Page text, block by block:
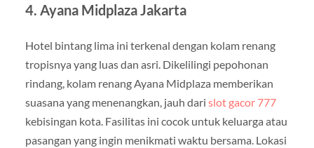
4. Ayana Midplaza Jakarta
Hotel bintang lima ini terkenal dengan kolam renang
tropisnya yang luas dan asri. Dikelilingi pepohonan
rindang, kolam renang Ayana Midplaza memberikan
suasana yang menenangkan, jauh dari slot gacor 777
kebisingan kota. Fasilitas ini cocok untuk keluarga atau
pasangan yang ingin menikmati waktu bersama. Lokasi